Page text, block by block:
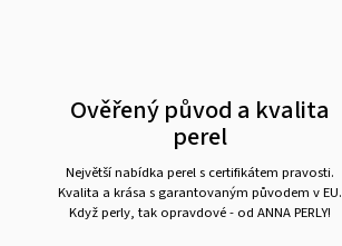
Ověřený původ a kvalita
perel
Největší nabídka perel s certifikátem pravosti.
Kvalita a krása s garantovaným původem v EU.
Když perly, tak opravdové - od ANNA PERLY!